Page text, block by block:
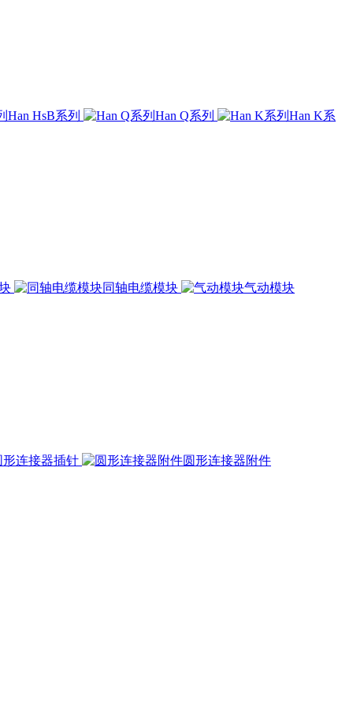
Han HsB系列 Han Q系列
Han K系
同轴电缆模块
气动模块
形连接器插针 圆形连接器附件